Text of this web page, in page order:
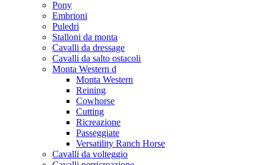
Pony
Embrioni
Puledri
Stalloni da monta
Cavalli da dressage
Cavalli da salto ostacoli
Monta Western d
Monta Western
Reining
Cowhorse
Cutting
Ricreazione
Passeggiate
Versatility Ranch Horse
Cavalli da volteggio